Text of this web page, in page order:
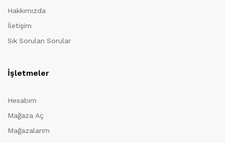
Hakkımızda
İletişim
Sık Sorulan Sorular
İşletmeler
Hesabım
Mağaza Aç
Mağazalarım